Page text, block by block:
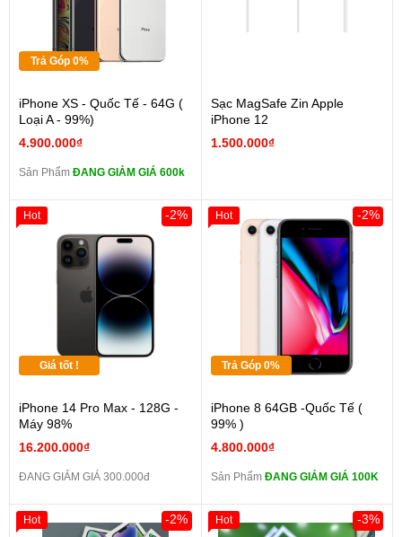
Trả Góp 0%
iPhone XS - Quốc Tế - 64G (
Loại A - 99%)
4.900.000₫
Sản Phẩm ĐANG GIẢM GIÁ 600k
Sạc MagSafe Zin Apple
iPhone 12
1.500.000₫
Giá tốt !
iPhone 14 Pro Max - 128G -
Máy 98%
16.200.000₫
-2%
ĐANG GIẢM GIÁ 300.000đ
Hot
Trả Góp 0%
iPhone 8 64GB -Quốc Tế (
99% )
4.800.000₫
-2%
Sản Phẩm ĐANG GIẢM GIÁ 100K
Hot
-2%
Hot -3%
Hot